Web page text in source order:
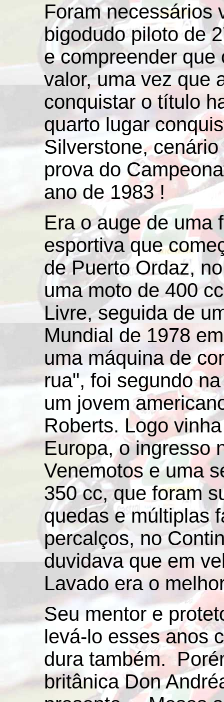
Foram necessários
bigodudo piloto de
e compreender que
valor, uma vez que
conquistar o título
quarto lugar
Silverstone,
prova do
ano de 1983 !
Era o auge de uma
esportiva que
de Puerto Ordaz,
uma moto de 400
Livre, seguida de
Mundial de 1978
uma máquina de
rua", foi segundo
um jovem
Roberts. Logo
Europa, o ingresso
Venemotos e uma
350 cc, que foram
quedas e múltiplas
percalços, no
duvidava que em
Lavado era o
Seu mentor e
levá-lo esses anos
dura também.
britânica Don